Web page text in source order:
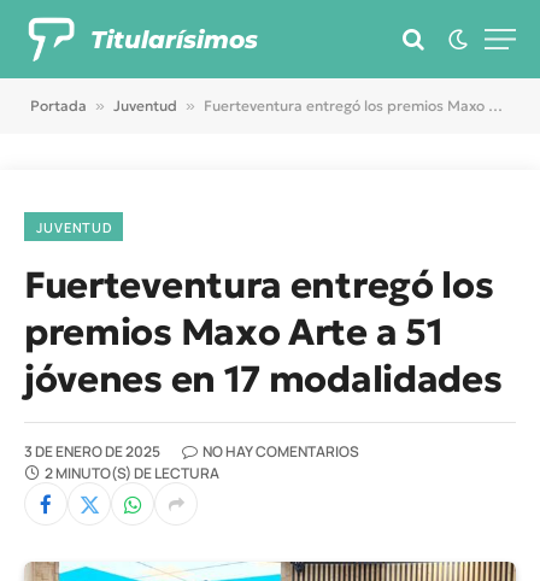
Titularísimos
Portada » Juventud » Fuerteventura entregó los premios Maxo Arte a 51 jóvenes en 17 modalidades
JUVENTUD
Fuerteventura entregó los
premios Maxo Arte a 51
jóvenes en 17 modalidades
3 DE ENERO DE 2025
NO HAY COMENTARIOS
2 MINUTO(S) DE LECTURA